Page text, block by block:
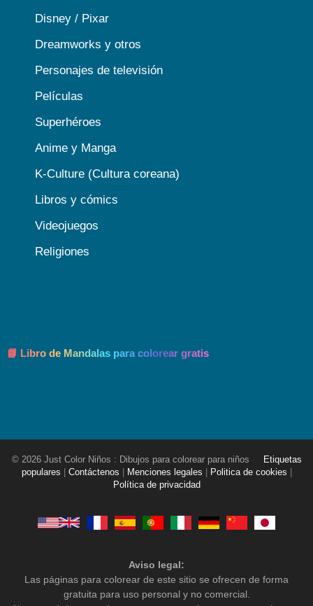
Disney / Pixar
Dreamworks y otros
Personajes de televisión
Películas
Superhéroes
Anime y Manga
K-Culture (Cultura coreana)
Libros y cómics
Videojuegos
Religiones
📘 Libro de Mandalas para colorear gratis
© 2026 Just Color Niños : Dibujos para colorear para niños
Etiquetas
populares
Contáctenos Menciones legales Politica de cookies
Política de privacidad
Aviso legal:
Las páginas para colorear de este sitio se ofrecen de forma
gratuita para uso personal y no comercial.